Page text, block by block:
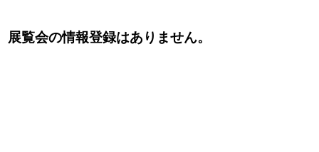
展覧会の情報登録はありません。